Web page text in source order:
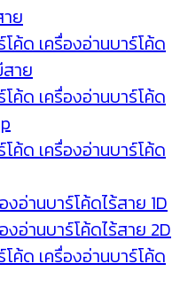
ย
ค้ด เครื่องอ่านบาร์โค้ด
าย
ค้ด เครื่องอ่านบาร์โค้ด
ค้ด เครื่องอ่านบาร์โค้ด
งอ่านบาร์โค้ดไร้สาย 1D
งอ่านบาร์โค้ดไร้สาย 2D
ค้ด เครื่องอ่านบาร์โค้ด